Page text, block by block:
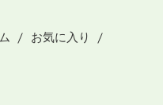
お気に入り